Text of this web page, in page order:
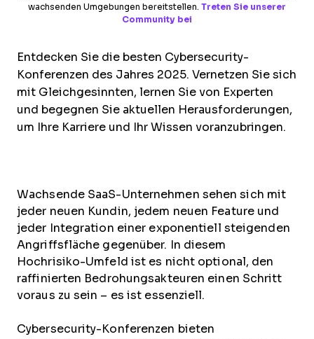
wachsenden Umgebungen bereitstellen. Treten Sie unserer
Community bei
Entdecken Sie die besten Cybersecurity-
Konferenzen des Jahres 2025. Vernetzen Sie sich
mit Gleichgesinnten, lernen Sie von Experten
und begegnen Sie aktuellen Herausforderungen,
um Ihre Karriere und Ihr Wissen voranzubringen.
Wachsende SaaS-Unternehmen sehen sich mit
jeder neuen Kundin, jedem neuen Feature und
jeder Integration einer exponentiell steigenden
Angriffsfläche gegenüber. In diesem
Hochrisiko-Umfeld ist es nicht optional, den
raffinierten Bedrohungsakteuren einen Schritt
voraus zu sein – es ist essenziell.
Cybersecurity-Konferenzen bieten